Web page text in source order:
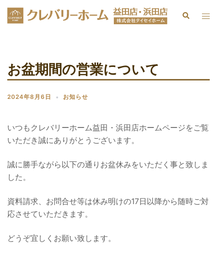
お盆期間の営業について
2024年8月6日 お知らせ
いつもクレバリーホーム益田・浜田店ホームページをご覧
いただき誠にありがとうございます。
誠に勝手ながら以下の通りお盆休みをいただく事と致しま
した。
資料請求、お問合せ等は休み明けの17日以降から随時ご対
応させていただきます。
どうぞ宜しくお願い致します。